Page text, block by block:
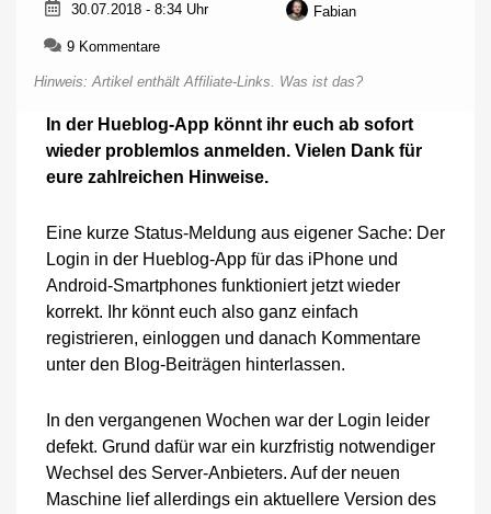
30.07.2018 - 8:34 Uhr Fabian
9 Kommentarezu
eigener
Login
in
der
wieder
Hinweis: Artikel enthält Affiliate-Links. Was ist das?
In der Hueblog-App könnt ihr euch ab sofort
wieder problemlos anmelden. Vielen Dank für
eure zahlreichen Hinweise.
Eine kurze Status-Meldung aus eigener Sache: Der
Login in der Hueblog-App für das iPhone und
Android-Smartphones funktioniert jetzt wieder
korrekt. Ihr könnt euch also ganz einfach
registrieren, einloggen und danach Kommentare
unter den Blog-Beiträgen hinterlassen.
In den vergangenen Wochen war der Login leider
defekt. Grund dafür war ein kurzfristig notwendiger
Wechsel des Server-Anbieters. Auf der neuen
Maschine lief allerdings ein aktuellere Version des